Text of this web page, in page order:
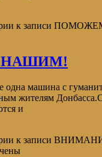
к записи
одна машина с
жителям
и
к записи